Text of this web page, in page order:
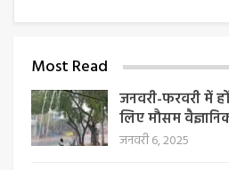
Most Read
जनवरी-फरवरी में
लिए मौसम
जनवरी 6, 2025